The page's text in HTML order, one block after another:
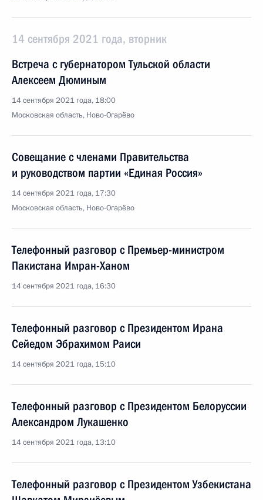
14 сентября 2021 года, вторник
Встреча с губернатором Тульской области
Алексеем Дюминым
14 сентября 2021 года, 18:00
Московская область, Ново-Огарёво
Совещание с членами Правительства
и руководством партии «Единая Россия»
14 сентября 2021 года, 17:30
Московская область, Ново-Огарёво
Телефонный разговор с Премьер-министром
Пакистана Имран-Ханом
14 сентября 2021 года, 16:30
Телефонный разговор с Президентом Ирана
Сейедом Эбрахимом Раиси
14 сентября 2021 года, 15:10
Телефонный разговор с Президентом Белоруссии
Александром Лукашенко
14 сентября 2021 года, 13:10
Телефонный разговор с Президентом Узбекистана